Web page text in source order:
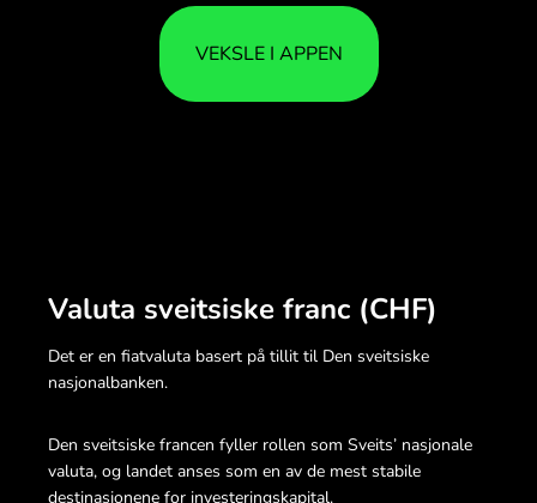
VEKSLE I APPEN
Valuta sveitsiske franc (CHF)
Det er en fiatvaluta basert på tillit til Den sveitsiske
nasjonalbanken.
Den sveitsiske francen fyller rollen som Sveits’ nasjonale
valuta, og landet anses som en av de mest stabile
destinasjonene for investeringskapital.